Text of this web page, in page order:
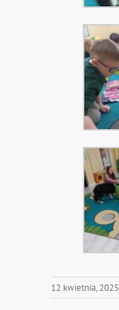
12 kwietnia, 2025